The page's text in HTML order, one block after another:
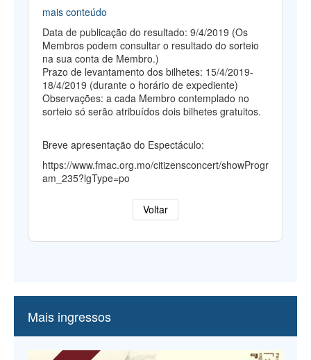
mais conteúdo
Data de publicação do resultado: 9/4/2019 (Os
Membros podem consultar o resultado do sorteio
na sua conta de Membro.)
Prazo de levantamento dos bilhetes: 15/4/2019-
18/4/2019 (durante o horário de expediente)
Observações: a cada Membro contemplado no
sorteio só serão atribuídos dois bilhetes gratuitos.
Breve apresentação do Espectáculo:
https://www.fmac.org.mo/citizensconcert/showProgr
am_235?lgType=po
Voltar
Mais ingressos